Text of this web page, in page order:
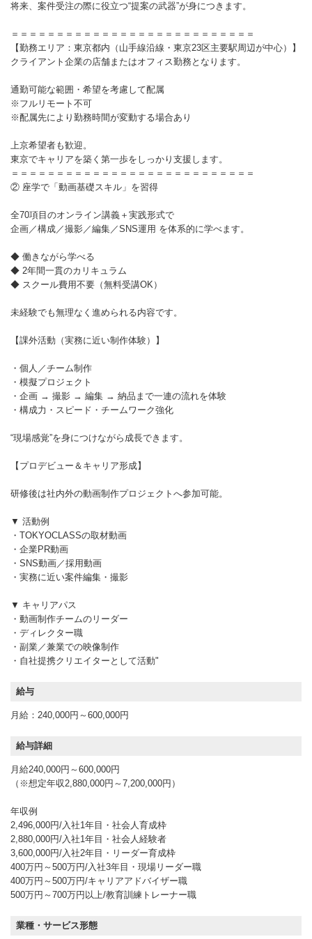
将来、案件受注の際に役立つ“提案の武器”が身につきます。
＝＝＝＝＝＝＝＝＝＝＝＝＝＝＝＝＝＝＝＝＝＝＝＝＝＝＝
【勤務エリア：東京都内（山手線沿線・東京23区主要駅周辺が中心）】
クライアント企業の店舗またはオフィス勤務となります。
通勤可能な範囲・希望を考慮して配属
※フルリモート不可
※配属先により勤務時間が変動する場合あり
上京希望者も歓迎。
東京でキャリアを築く第一歩をしっかり支援します。
＝＝＝＝＝＝＝＝＝＝＝＝＝＝＝＝＝＝＝＝＝＝＝＝＝＝＝
② 座学で「動画基礎スキル」を習得
全70項目のオンライン講義＋実践形式で
企画／構成／撮影／編集／SNS運用 を体系的に学べます。
◆ 働きながら学べる
◆ 2年間一貫のカリキュラム
◆ スクール費用不要（無料受講OK）
未経験でも無理なく進められる内容です。
【課外活動（実務に近い制作体験）】
・個人／チーム制作
・模擬プロジェクト
・企画 → 撮影 → 編集 → 納品まで一連の流れを体験
・構成力・スピード・チームワーク強化
“現場感覚”を身につけながら成長できます。
【プロデビュー＆キャリア形成】
研修後は社内外の動画制作プロジェクトへ参加可能。
▼ 活動例
・TOKYOCLASSの取材動画
・企業PR動画
・SNS動画／採用動画
・実務に近い案件編集・撮影
▼ キャリアパス
・動画制作チームのリーダー
・ディレクター職
・副業／兼業での映像制作
・自社提携クリエイターとして活動"
給与
月給：240,000円～600,000円
給与詳細
月給240,000円～600,000円
（※想定年収2,880,000円～7,200,000円）
年収例
2,496,000円/入社1年目・社会人育成枠
2,880,000円/入社1年目・社会人経験者
3,600,000円/入社2年目・リーダー育成枠
400万円～500万円/入社3年目・現場リーダー職
400万円～500万円/キャリアアドバイザー職
500万円～700万円以上/教育訓練トレーナー職
業種・サービス形態